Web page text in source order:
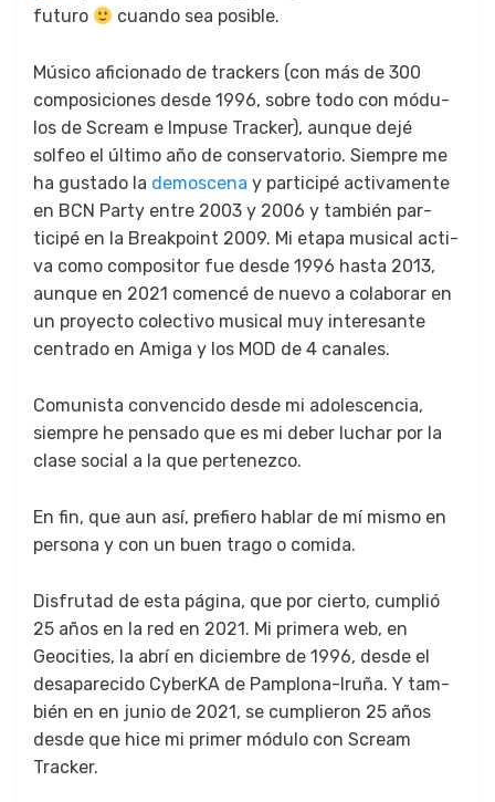
futuro
cuan­do sea posi­ble.
Músi­co afi­ciona­do de track­ers (con más de 300
com­posi­ciones des­de 1996, sobre todo con módu­
los de Scream e Impuse Track­er), aunque dejé
solfeo el últi­mo año de con­ser­va­to­rio. Siem­pre me
ha gus­ta­do la demosce­na y par­ticipé acti­va­mente
en BCN Par­ty entre 2003 y 2006 y tam­bién par­
ticipé en la Break­point 2009. Mi eta­pa musi­cal acti­
va como com­pos­i­tor fue des­de 1996 has­ta 2013,
aunque en 2021 comencé de nue­vo a colab­o­rar en
un proyec­to colec­ti­vo musi­cal muy intere­sante
cen­tra­do en Ami­ga y los MOD de 4 canales.
Comu­nista con­ven­ci­do des­de mi ado­les­cen­cia,
siem­pre he pen­sa­do que es mi deber luchar por la
clase social a la que pertenez­co.
En fin, que aun así, pre­fiero hablar de mí mis­mo en
per­sona y con un buen tra­go o comi­da.
Dis­fru­tad de esta pági­na, que por cier­to, cumplió
25 años en la red en 2021. Mi primera web, en
Geoc­i­ties, la abrí en diciem­bre de 1996, des­de el
desa­pare­ci­do Cyber­KA de Pam­plona-Iruña. Y tam­
bién en en junio de 2021, se cumpli­eron 25 años
des­de que hice mi primer módu­lo con Scream
Track­er.